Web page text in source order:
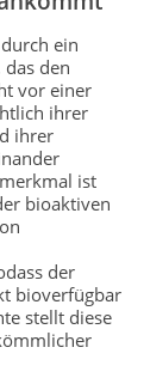
ein
den
vor einer
ihrer
ihrer
ist
bioaktiven
der
bioverfügbar
stellt diese